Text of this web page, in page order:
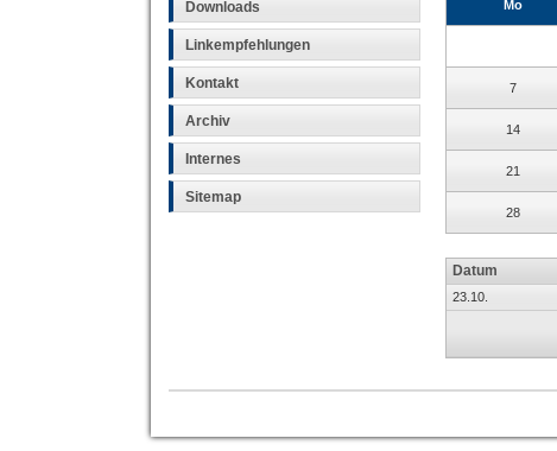
Downloads
Linkempfehlungen
Kontakt
Archiv
Internes
Sitemap
Mo
7
14
21
28
Datum
23.10.